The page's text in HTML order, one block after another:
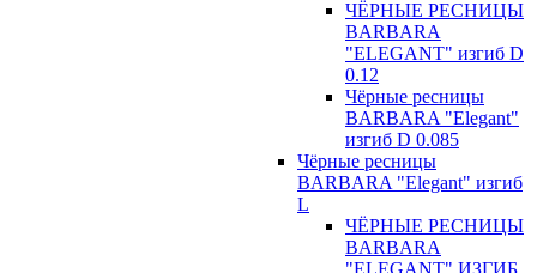
ЧЁРНЫЕ РЕСНИЦЫ
BARBARA
"ELEGANT" изгиб D
0.12
Чёрные ресницы
BARBARA "Elegant"
изгиб D 0.085
Чёрные ресницы
BARBARA "Elegant" изгиб
L
ЧЁРНЫЕ РЕСНИЦЫ
BARBARA